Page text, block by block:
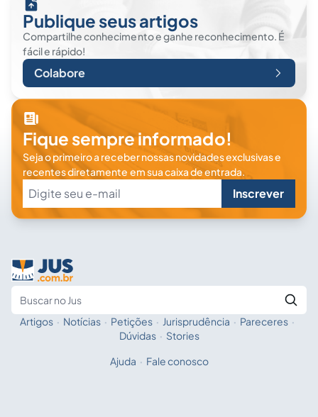
Publique seus artigos
Compartilhe conhecimento e ganhe reconhecimento. É
fácil e rápido!
Colabore
Fique sempre informado!
Seja o primeiro a receber nossas novidades exclusivas e
recentes diretamente em sua caixa de entrada.
Inscrever
Fale com a IA
Artigos · Notícias · Petições · Jurisprudência · Pareceres ·
Dúvidas · Stories
Ajuda · Fale conosco